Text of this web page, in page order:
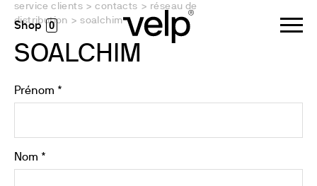
0
service clients > contacts > réseau de
distribution > soalchim
SOALCHIM
Prénom *
Nom *